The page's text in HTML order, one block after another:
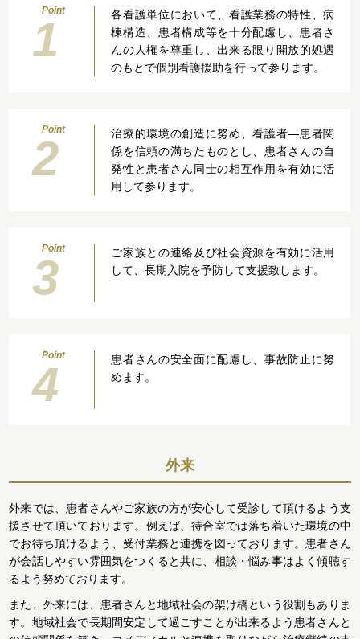
Point
1
各看護単位において、看護業務の特性、病
棟構造、患者構成等を十分配慮し、患者さ
んの人権を尊重し、出来る限り開放的処遇
のもとで個別看護援助を行って参ります。
Point
2
治療的環境の創造に努め、看護者―患者関
係を信頼の満ちたものとし、患者さんの自
発性と患者さん同士の相互作用を有効に活
用して参ります。
Point
3
ご家族との連絡及び社会資源を有効に活用
して、長期入院を予防して支援致します。
Point
4
患者さんの安全面に配慮し、事故防止に努
めます。
外来
外来では、患者さんやご家族の方が安心して受診して頂けるよう支
援させて頂いております。例えば、待合室では落ち着いた環境の中
でお待ち頂けるよう、受付業務と連携を図っております。患者さん
が会話しやすい雰囲気をつくると共に、相談・悩み事はよく傾聴す
るよう努めております。
また、外来には、患者さんと地域社会の架け橋という役割もありま
す。地域社会で長期間安定して過ごすことが出来るよう患者さんと